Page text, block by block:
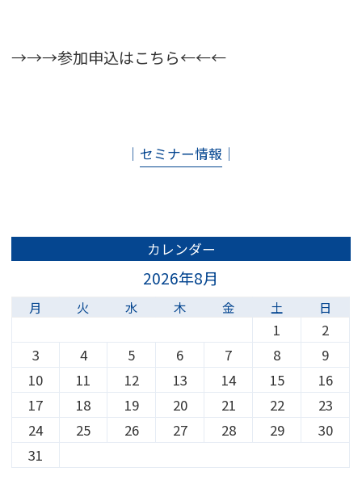
→→→参加申込はこちら←←←
│ セミナー情報 │
カレンダー
2026年8月
月 火 水 木 金 土 日
1
2
3
4 5 6 7 8
9
10
11 12 13 14 15
16
17
18 19 20 21 22
23
24
25 26 27 28 29
30
31